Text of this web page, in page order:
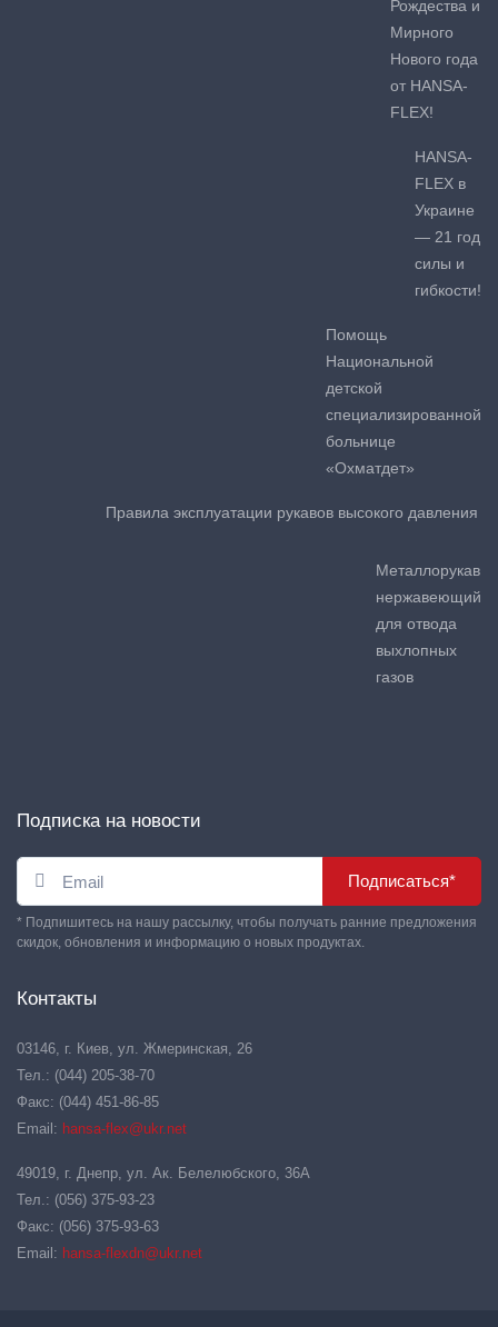
Рождества и
Мирного
Нового года
от HANSA-
FLEX!
HANSA-
FLEX в
Украине
— 21 год
силы и
гибкости!
Помощь
Национальной
детской
специализированной
больнице
«Охматдет»
Правила эксплуатации рукавов высокого давления
Металлорукав
нержавеющий
для отвода
выхлопных
газов
Подписка на новости
Подписаться*
* Подпишитесь на нашу рассылку, чтобы получать ранние предложения
скидок, обновления и информацию о новых продуктах.
Контакты
03146, г. Киев, ул. Жмеринская, 26
Тел.: (044) 205-38-70
Факс: (044) 451-86-85
Email: hansa-flex@ukr.net
49019, г. Днепр, ул. Ак. Белелюбского, 36А
Тел.: (056) 375-93-23
Факс: (056) 375-93-63
Email: hansa-flexdn@ukr.net